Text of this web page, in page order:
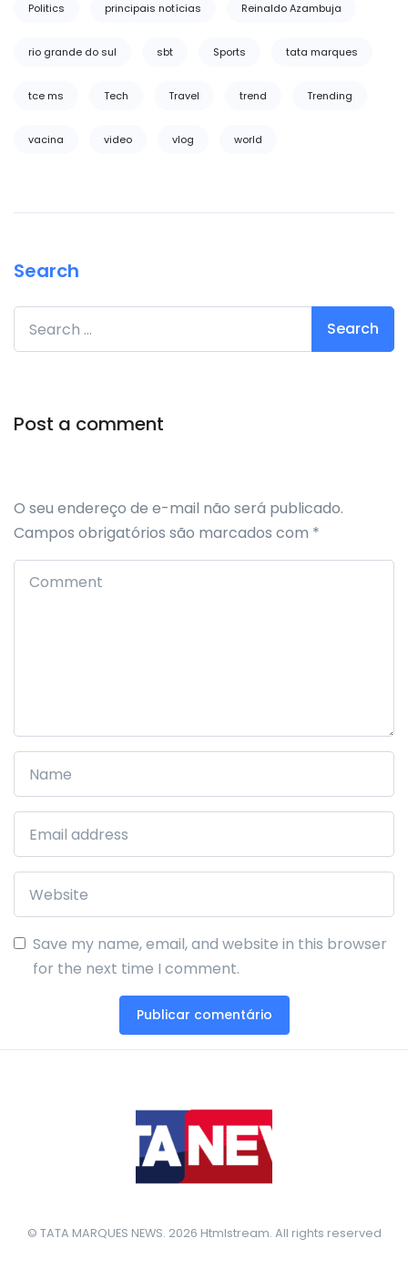
Politics principais notícias Reinaldo Azambuja
rio grande do sul sbt Sports tata marques
tce ms Tech Travel trend Trending
vacina video vlog world
Search
Search for:
Post a comment
O seu endereço de e-mail não será publicado.
Campos obrigatórios são marcados com *
Save my name, email, and website in this browser
for the next time I comment.
© TATA MARQUES NEWS. 2026 Htmlstream. All rights reserved